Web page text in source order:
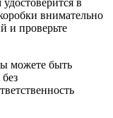
в
внимательно
и проверьте
можете быть